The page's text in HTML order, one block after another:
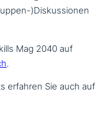
)Diskussionen
Mag 2040 auf
.
erfahren Sie auch auf